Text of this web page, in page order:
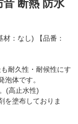
断熱 防水
：なし) 【品番：
耐久性・耐候性にす
泡体です。
(高止水性)
を塗布しておりま